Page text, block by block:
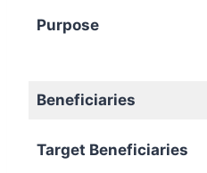
Purpose
Beneficiaries
Target Beneficiaries